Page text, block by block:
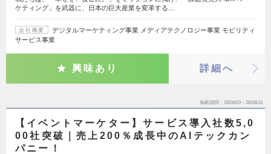
ケティング」を武器に、日本の巨大産業を変革する…
会社概要
デジタルマーケティング事業 メディアテクノロジー事業 モビリティ
サービス事業
興味あり 詳細へ
掲載期間 26/08/03～26/08/16
【イベントマーケター】サービス導入社数5,0
00社突破｜売上200％成長中のAIテックカン
パニー！